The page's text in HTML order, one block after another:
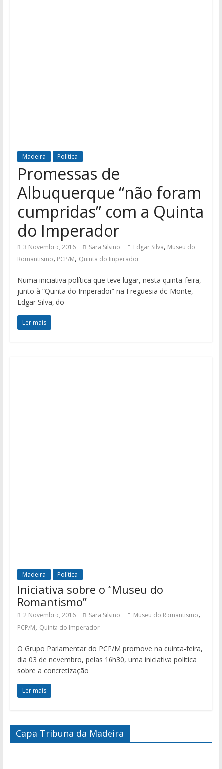
Madeira Política
Promessas de
Albuquerque “não foram
cumpridas” com a Quinta
do Imperador
3 Novembro, 2016 Sara Silvino Edgar Silva, Museu do
Romantismo, PCP/M, Quinta do Imperador
Numa iniciativa política que teve lugar, nesta quinta-feira,
junto à “Quinta do Imperador” na Freguesia do Monte,
Edgar Silva, do
Ler mais
Madeira Política
Iniciativa sobre o “Museu do
Romantismo”
2 Novembro, 2016 Sara Silvino Museu do Romantismo,
PCP/M, Quinta do Imperador
O Grupo Parlamentar do PCP/M promove na quinta-feira,
dia 03 de novembro, pelas 16h30, uma iniciativa política
sobre a concretização
Ler mais
Capa Tribuna da Madeira